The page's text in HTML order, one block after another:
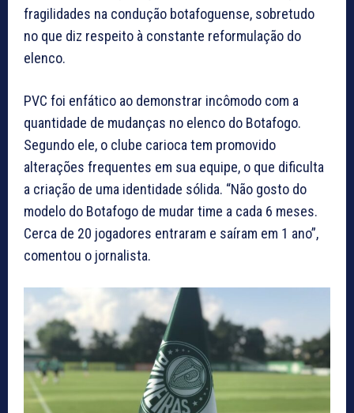
fragilidades na condução botafoguense, sobretudo
no que diz respeito à constante reformulação do
elenco.
PVC foi enfático ao demonstrar incômodo com a
quantidade de mudanças no elenco do Botafogo.
Segundo ele, o clube carioca tem promovido
alterações frequentes em sua equipe, o que dificulta
a criação de uma identidade sólida. “Não gosto do
modelo do Botafogo de mudar time a cada 6 meses.
Cerca de 20 jogadores entraram e saíram em 1 ano”,
comentou o jornalista.